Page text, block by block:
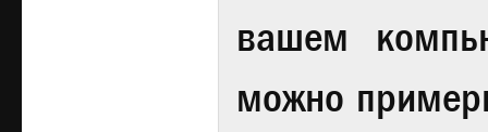
вашем
можно